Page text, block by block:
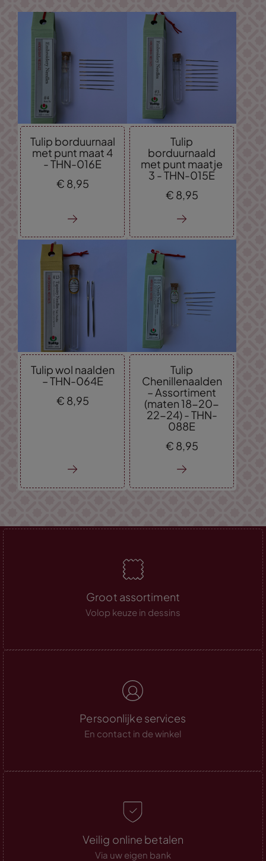
Tulip borduurnaal
met punt maat 4
- THN-016E
€ 8,95
Tulip
borduurnaald
met punt maatje
3 - THN-015E
€ 8,95
Tulip wol naalden
– THN-064E
€ 8, 95
Tulip
Chenillenaalden
– Assortiment
(maten 18-20-
22-24) - THN-
088E
€ 8, 95
Groot assortiment
Volop keuze in dessins
Persoonlijke services
En contact in de winkel
Veilig online betalen
Via uw eigen bank